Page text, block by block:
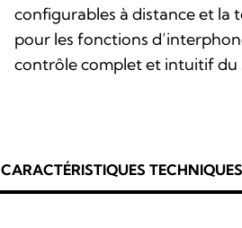
configurables à distance et la
pour les fonctions
contrôle complet et intuitif du
CARACTÉRISTIQUES TECHNIQUES